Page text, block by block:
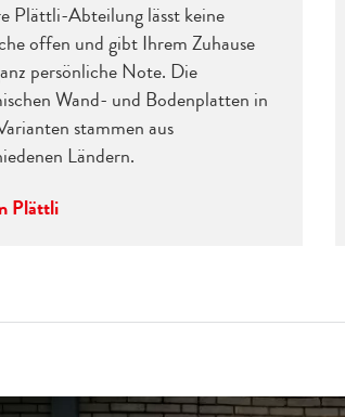
Plättli-Abteilung lässt keine
offen und gibt Ihrem Zuhause
persönliche Note. Die
Wand- und Bodenplatten in
stammen aus
Ländern.
Plättli